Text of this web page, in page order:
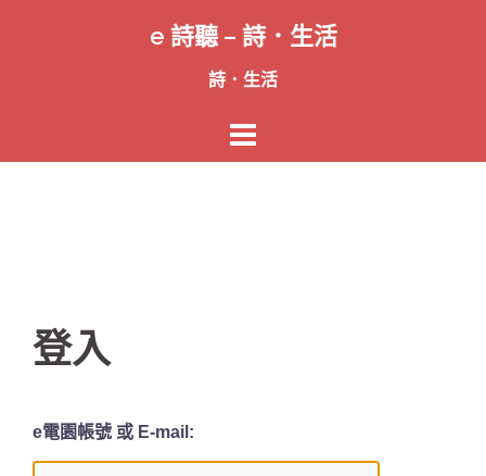
容
e 詩聽 – 詩．生活
詩．生活
登入
e電園帳號 或 E-mail: